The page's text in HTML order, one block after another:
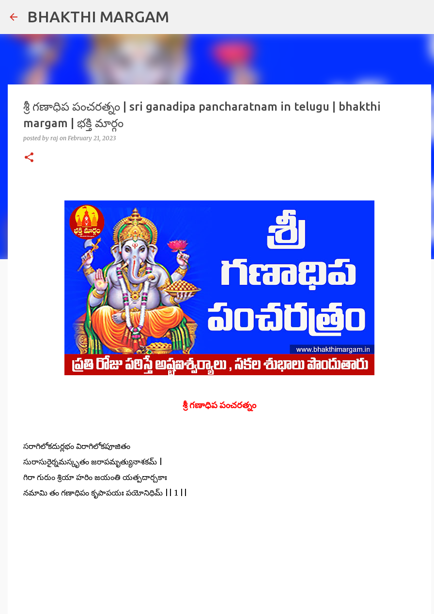
BHAKTHI MARGAM
శ్రీ గణాధిప పంచరత్నం | sri ganadipa pancharatnam in telugu | bhakthi
margam | భక్తి మార్గం
posted by raj on February 21, 2023
శ్రీ గణాధిప పంచరత్నం
సరాగిలోకదుర్లభం విరాగిలోకపూజితం
సురాసురైర్నమస్కృతం జరాపమృత్యునాశకమ్ |
గిరా గురుం శ్రియా హరిం జయంతి యత్పదార్చకాః
నమామి తం గణాధిపం కృపాపయః పయోనిధిమ్ || 1 ||